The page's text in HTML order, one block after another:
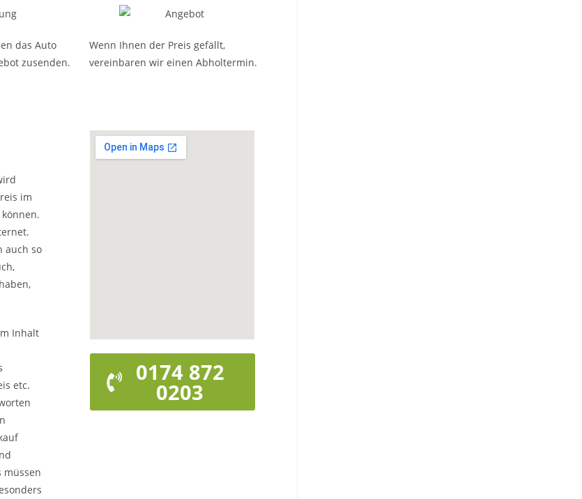
das Auto
zusenden.
Wenn Ihnen der Preis gefällt,
vereinbaren wir einen Abholtermin.
im
auch so
Inhalt
etc.
müssen
0174 872
0203